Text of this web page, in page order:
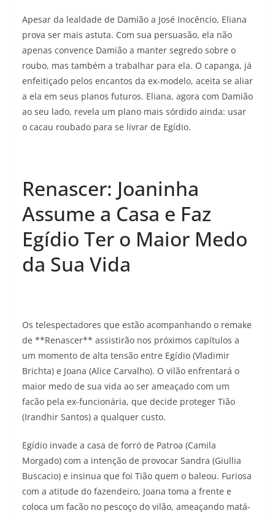
Apesar da lealdade de Damião a José Inocêncio, Eliana
prova ser mais astuta. Com sua persuasão, ela não
apenas convence Damião a manter segredo sobre o
roubo, mas também a trabalhar para ela. O capanga, já
enfeitiçado pelos encantos da ex-modelo, aceita se aliar
a ela em seus planos futuros. Eliana, agora com Damião
ao seu lado, revela um plano mais sórdido ainda: usar
o cacau roubado para se livrar de Egídio.
Renascer: Joaninha
Assume a Casa e Faz
Egídio Ter o Maior Medo
da Sua Vida
Os telespectadores que estão acompanhando o remake
de **Renascer** assistirão nos próximos capítulos a
um momento de alta tensão entre Egídio (Vladimir
Brichta) e Joana (Alice Carvalho). O vilão enfrentará o
maior medo de sua vida ao ser ameaçado com um
facão pela ex-funcionária, que decide proteger Tião
(Irandhir Santos) a qualquer custo.
Egídio invade a casa de forró de Patroa (Camila
Morgado) com a intenção de provocar Sandra (Giullia
Buscacio) e insinua que foi Tião quem o baleou. Furiosa
com a atitude do fazendeiro, Joana toma a frente e
coloca um facão no pescoço do vilão, ameaçando matá-